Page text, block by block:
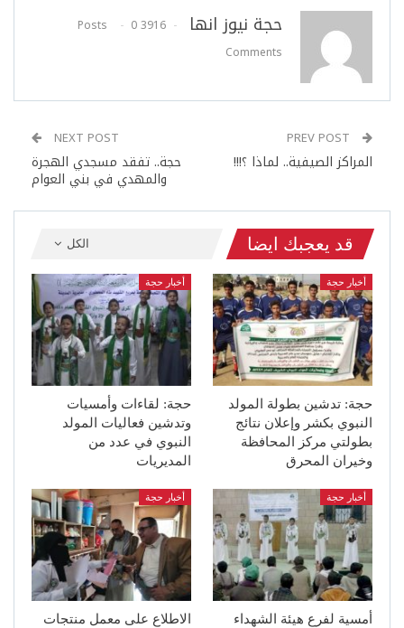
حجة نيوز انها 3916 Posts
0
Comments
المراكز الصيفية.. لماذا ؟!!!
NEXT POST
حجة.. تفقد مسجدي الهجرة
والمهدي في بني العوام
الكل قد يعجبك ايضا
أخبار حجة
حجة: تدشين بطولة المولد
النبوي بكشر وإعلان نتائج
بطولتي مركز المحافظة
وخيران المحرق
أخبار حجة
حجة: لقاءات وأمسيات
وتدشين فعاليات المولد
النبوي في عدد من
المديريات
أخبار حجة
أمسية لفرع هيئة الشهداء
أخبار حجة
الاطلاع على معمل منتجات